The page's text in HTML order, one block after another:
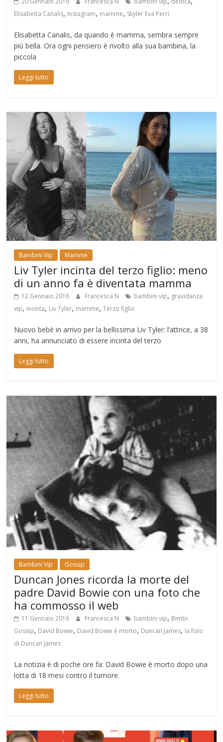
Elisabetta Canalis, Instagram, mamme, Skyler Eva Perri
Elisabetta Canalis, da quando è mamma, sembra sempre
più bella. Ora ogni pensiero è rivolto alla sua bambina, la
piccola
Leggi tutto
Bambini Vip Mamme
Liv Tyler incinta del terzo figlio: meno
di un anno fa è diventata mamma
12 Gennaio 2016 Francesca N bambini vip, gravidanza
vip, incinta, Liv Tyler, mamme,Terzo figlio
Nuovo bebè in arrivo per la bellissima Liv Tyler: l’attrice, a 38
anni, ha annunciato di essere incinta del terzo
Leggi tutto
Bambini Vip Gossip
Duncan Jones ricorda la morte del
padre David Bowie con una foto che
ha commosso il web
11 Gennaio 2016 Francesca N bambini vip, Bimbi
Gossip, David Bowie, David Bowie è morto, Duncan James, la foto
di Duncan James
La notizia è di poche ore fa: David Bowie è morto dopo una
lotta di 18 mesi contro il tumore.
Leggi tutto